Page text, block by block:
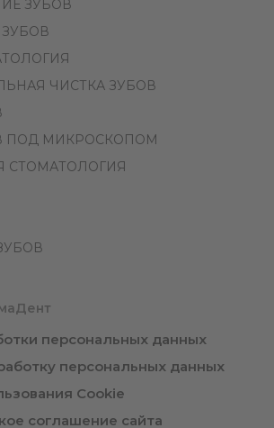
ЗУБОВ
ЧИСТКА ЗУБОВ
ПОД МИКРОСКОПОМ
СТОМАТОЛОГИЯ
персональных данных
персональных данных
Cookie
соглашение сайта